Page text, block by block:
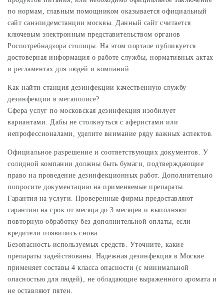
по нормам, главным помощником оказывается официальный
сайт санэпидемстанции москвы. Данный сайт считается
ключевым электронным представительством органов
Роспотребнадзора столицы. На этом портале публикуется
достоверная информация о работе службы, нормативных актах
и регламентах для людей и компаний.
Как найти станция дезинфекции качественную службу
дезинфекции в мегаполисе?
Сфера услуг по московская дезинфекция изобилует
вариантами. Дабы не столкнуться с аферистами или
непрофессионалами, уделите внимание ряду важных аспектов.
Официальное разрешение и соответствующих документов. У
солидной компании должны быть бумаги, подтверждающие
право на проведение дезинфекционных работ. Дополнительно
попросите документацию на применяемые препараты.
Гарантия на услуги. Проверенные фирмы предоставляют
гарантию на срок от месяца до 3 месяцев и выполняют
повторную обработку без дополнительной оплаты, если
вредители появились снова.
Безопасность используемых средств. Уточните, какие
препараты задействованы. Надежная дезинфекция в Москве
применяет составы 4 класса опасности (с минимальной
опасностью для людей), не обладающие выраженного аромата и
не оставляют пятен.